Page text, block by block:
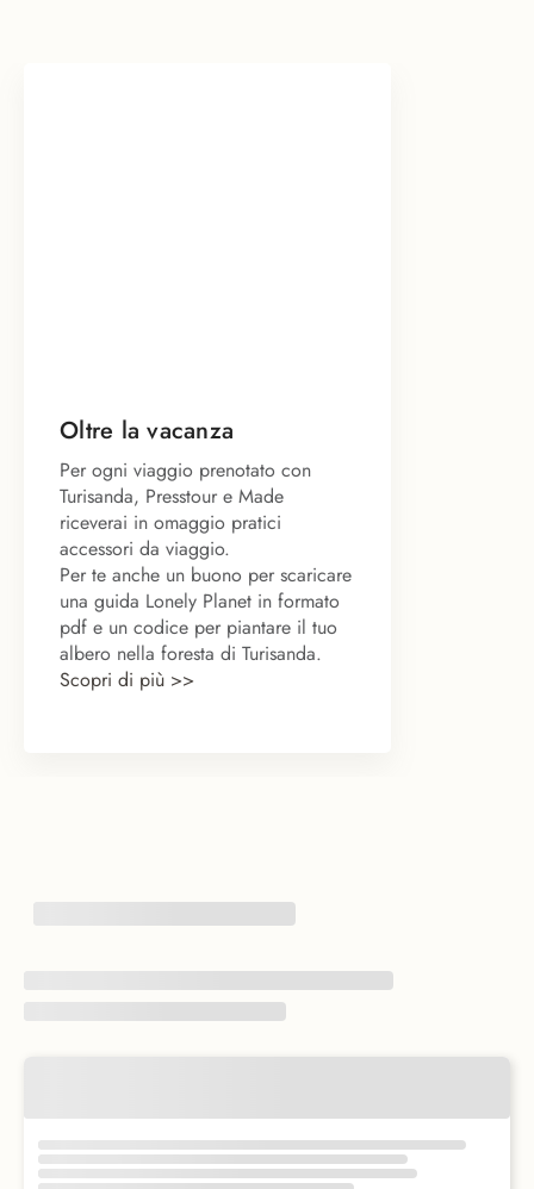
Oltre la vacanza
Per ogni viaggio prenotato con
Turisanda, Presstour e Made
riceverai in omaggio pratici
accessori da viaggio.
Per te anche un buono per scaricare
una guida Lonely Planet in formato
pdf e un codice per piantare il tuo
albero nella foresta di Turisanda.
Scopri di più >>